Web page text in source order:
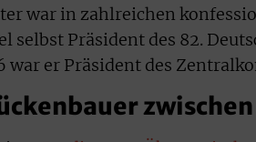
war in zahlreichen
selbst Präsident des 82.
war er Präsident des